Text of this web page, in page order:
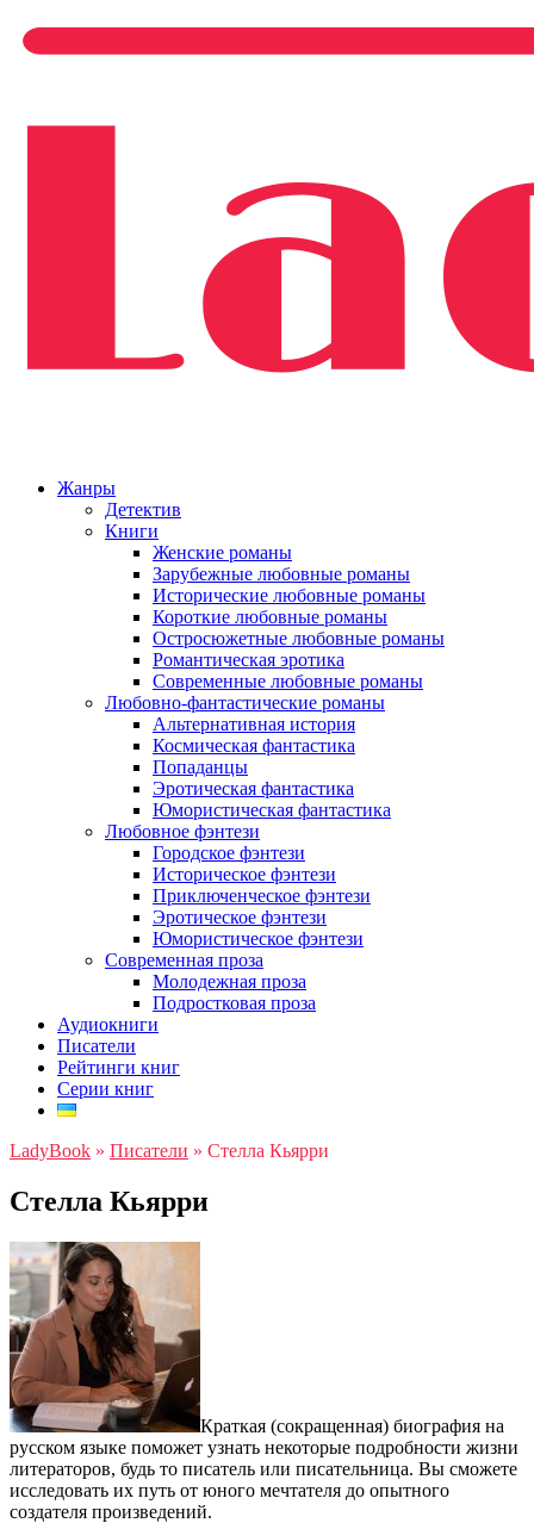
Жанры
Детектив
Книги
Женские романы
Зарубежные любовные романы
Исторические любовные романы
Короткие любовные романы
Остросюжетные любовные романы
Романтическая эротика
Современные любовные романы
Любовно-фантастические романы
Альтернативная история
Космическая фантастика
Попаданцы
Эротическая фантастика
Юмористическая фантастика
Любовное фэнтези
Городское фэнтези
Историческое фэнтези
Приключенческое фэнтези
Эротическое фэнтези
Юмористическое фэнтези
Современная проза
Молодежная проза
Подростковая проза
Аудиокниги
Писатели
Рейтинги книг
Серии книг
LadyBook » Писатели » Стелла Кьярри
Стелла Кьярри
Краткая (сокращенная) биография на
русском языке поможет узнать некоторые подробности жизни
литераторов, будь то писатель или писательница. Вы сможете
исследовать их путь от юного мечтателя до опытного
создателя произведений.